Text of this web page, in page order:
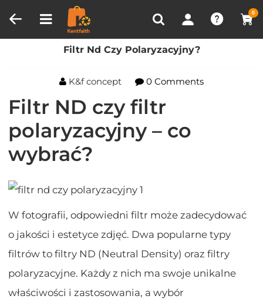
0
OSTATNIO OGLĄDANE
Porównanie produktów (0)
Dom Blog Filtr Nd Czy Polaryzacyjny?
Filtr Nd Czy Polaryzacyjny?
K&f concept 0 Comments
Filtr ND czy filtr
polaryzacyjny – co
wybrać?
W fotografii, odpowiedni filtr może zadecydować
o jakości i estetyce zdjęć. Dwa popularne typy
filtrów to filtry ND (Neutral Density) oraz filtry
polaryzacyjne. Każdy z nich ma swoje unikalne
właściwości i zastosowania, a wybór